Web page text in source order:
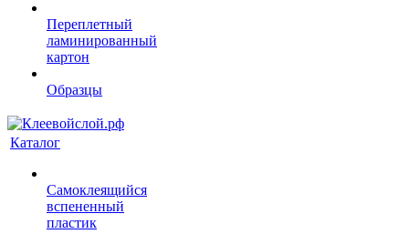
Переплетный
ламинированный
картон
Образцы
Каталог
Самоклеящийся
вспененный
пластик